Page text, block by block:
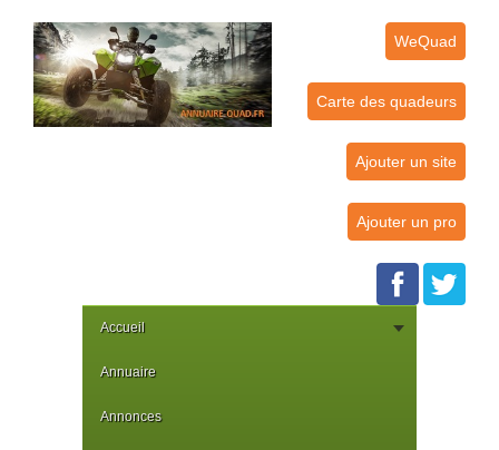
WeQuad
Carte des quadeurs
Ajouter un site
Ajouter un pro
Accueil
Annuaire
Annonces